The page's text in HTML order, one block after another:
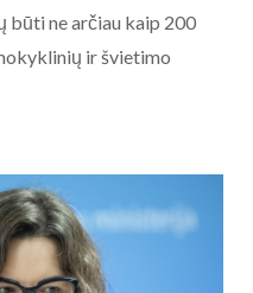
būti ne arčiau kaip 200
ir švietimo